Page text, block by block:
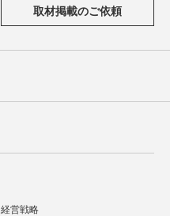
取材掲載のご依頼
経営戦略